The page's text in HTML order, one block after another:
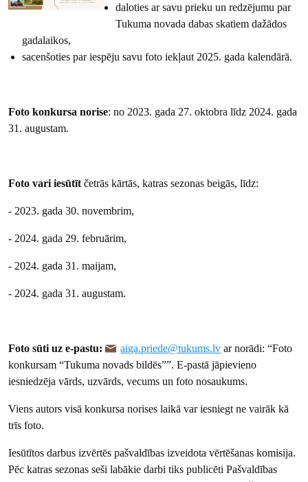
daloties ar savu prieku un redzējumu par
Tukuma novada dabas skatiem dažādos
gadalaikos,
sacenšoties par iespēju savu foto iekļaut 2025. gada kalendārā.
Foto konkursa norise: no 2023. gada 27. oktobra līdz 2024. gada
31. augustam.
Foto vari iesūtīt četrās kārtās, katras sezonas beigās, līdz:
- 2023. gada 30. novembrim,
- 2024. gada 29. februārim,
- 2024. gada 31. maijam,
- 2024. gada 31. augustam.
Foto sūti uz e-pastu: aiga.priede@tukums.lv ar norādi: “Foto
konkursam “Tukuma novads bildēs””. E-pastā jāpievieno
iesniedzēja vārds, uzvārds, vecums un foto nosaukums.
Viens autors visā konkursa norises laikā var iesniegt ne vairāk kā
trīs foto.
Iesūtītos darbus izvērtēs pašvaldības izveidota vērtēšanas komisija.
Pēc katras sezonas seši labākie darbi tiks publicēti Pašvaldības